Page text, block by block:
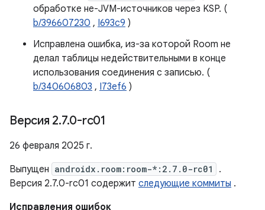
обработке не-JVM-источников через KSP. (
b/396607230 , I693c9 )
Исправлена ​​ошибка, из-за которой Room не
делал таблицы недействительными в конце
использования соединения с записью. (
b/340606803 , I73ef6 )
Версия 2.7.0-rc01
26 февраля 2025 г.
Выпущен androidx.room:room-*:2.7.0-rc01
.
Версия 2.7.0-rc01 содержит следующие коммиты .
Исправления ошибок